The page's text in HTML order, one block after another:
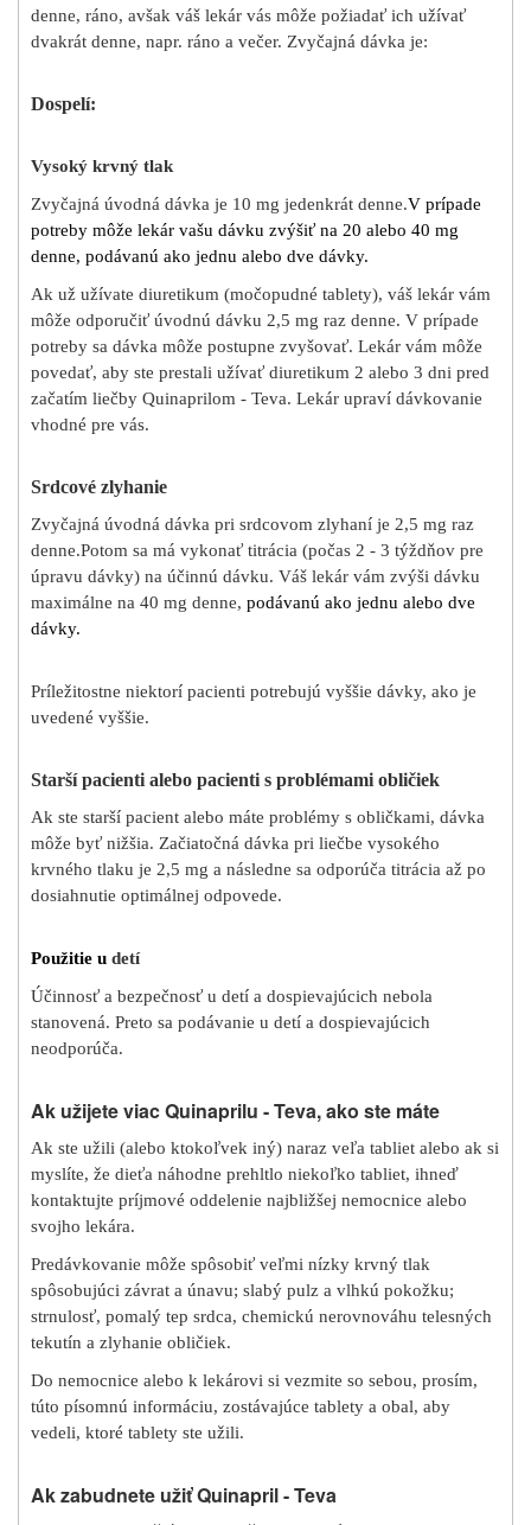
denne, ráno, avšak váš lekár vás môže požiadať ich užívať
dvakrát denne, napr. ráno a večer. Zvyčajná dávka je:
Dospelí:
Vysoký krvný tlak
Zvyčajná úvodná dávka je 10 mg jedenkrát denne.V prípade
potreby môže lekár vašu dávku zvýšiť na 20 alebo 40 mg
denne, podávanú ako jednu alebo dve dávky.
Ak už užívate diuretikum (močopudné tablety), váš lekár vám
môže odporučiť úvodnú dávku 2,5 mg raz denne. V prípade
potreby sa dávka môže postupne zvyšovať. Lekár vám môže
povedať, aby ste prestali užívať diuretikum 2 alebo 3 dni pred
začatím liečby Quinaprilom - Teva. Lekár upraví dávkovanie
vhodné pre vás.
Srdcové zlyhanie
Zvyčajná úvodná dávka pri srdcovom zlyhaní je 2,5 mg raz
denne.Potom sa má vykonať titrácia (počas 2 ‑ 3 týždňov pre
úpravu dávky) na účinnú dávku. Váš lekár vám zvýši dávku
maximálne na 40 mg denne, podávanú ako jednu alebo dve
dávky.
Príležitostne niektorí pacienti potrebujú vyššie dávky, ako je
uvedené vyššie.
Starší pacienti alebo pacienti s problémami obličiek
Ak ste starší pacient alebo máte problémy s obličkami, dávka
môže byť nižšia. Začiatočná dávka pri liečbe vysokého
krvného tlaku je 2,5 mg a následne sa odporúča titrácia až po
dosiahnutie optimálnej odpovede.
Použitie u detí
Účinnosť a bezpečnosť u detí a dospievajúcich nebola
stanovená. Preto sa podávanie u detí a dospievajúcich
neodporúča.
Ak užijete viac Quinaprilu - Teva, ako ste máte
Ak ste užili (alebo ktokoľvek iný) naraz veľa tabliet alebo ak si
myslíte, že dieťa náhodne prehltlo niekoľko tabliet, ihneď
kontaktujte príjmové oddelenie najbližšej nemocnice alebo
svojho lekára.
Predávkovanie môže spôsobiť veľmi nízky krvný tlak
spôsobujúci závrat a únavu; slabý pulz a vlhkú pokožku;
strnulosť, pomalý tep srdca, chemickú nerovnováhu telesných
tekutín a zlyhanie obličiek.
Do nemocnice alebo k lekárovi si vezmite so sebou, prosím,
túto písomnú informáciu, zostávajúce tablety a obal, aby
vedeli, ktoré tablety ste užili.
Ak zabudnete užiť Quinapril - Teva